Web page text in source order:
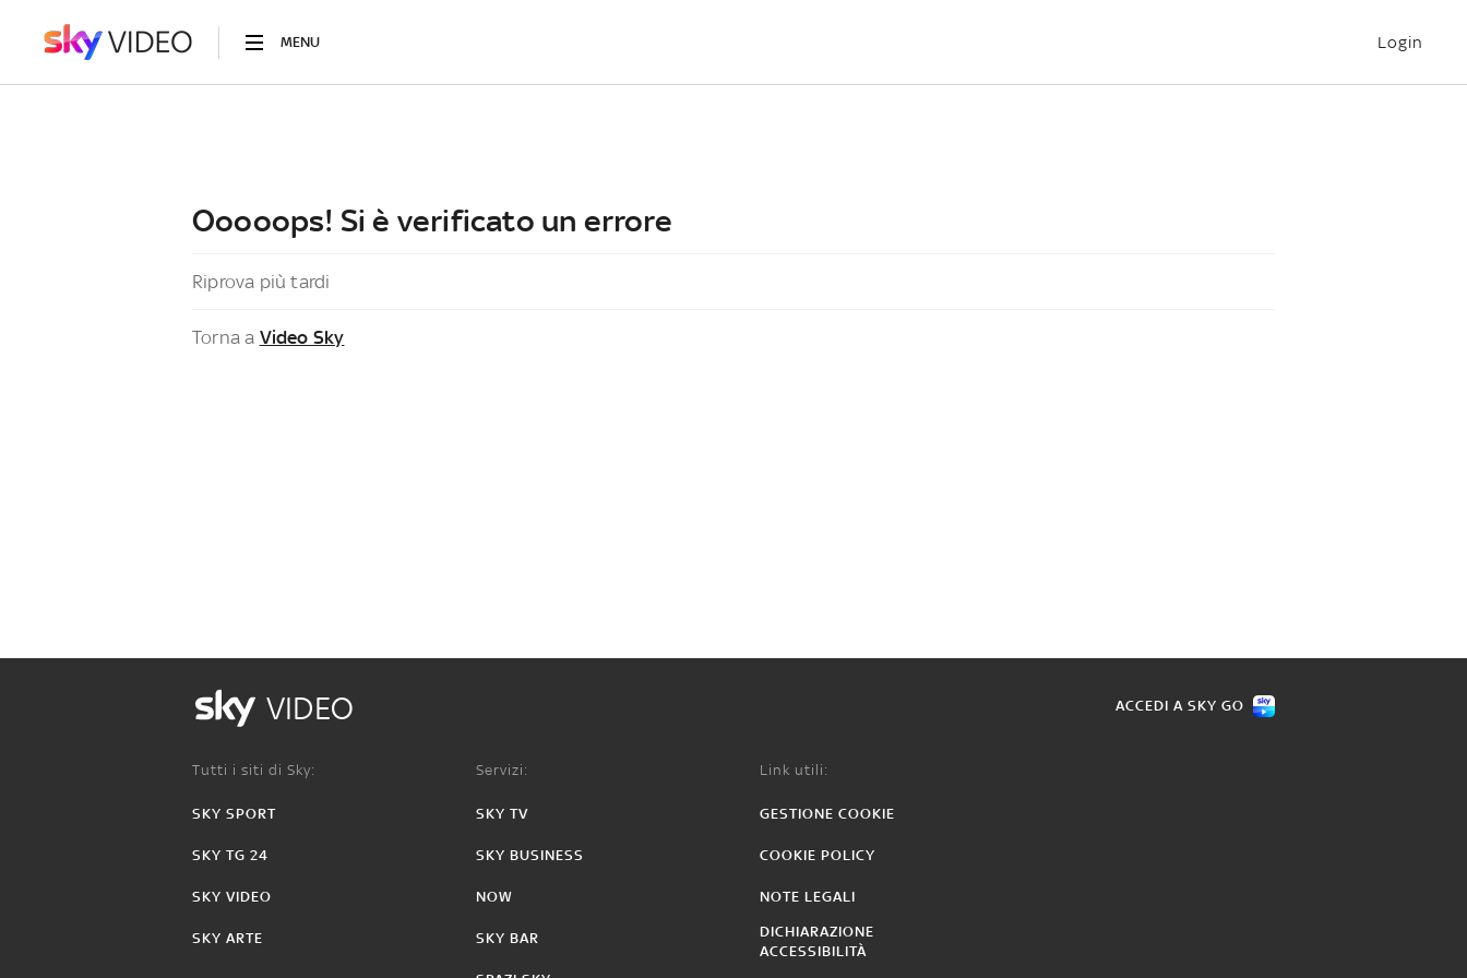
MENU Login
Ooooops! Si è verificato un errore
Riprova più tardi
Torna a Video Sky
VIDEO ACCEDI A SKY GO
Tutti i siti di Sky:
SKY SPORT
SKY TG 24
SKY VIDEO
SKY ARTE
Servizi:
SKY TV
SKY BUSINESS
NOW
SKY BAR
Link utili:
GESTIONE COOKIE
COOKIE POLICY
NOTE LEGALI
DICHIARAZIONE
ACCESSIBILITÀ